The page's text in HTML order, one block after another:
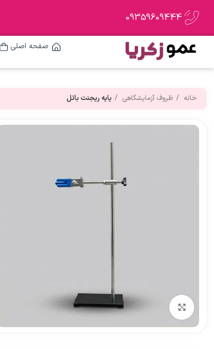
09359609444
صفحه اصلی
خانه ظروف آزمایشگاهی پایه ریجنت باتل
برای بزرگنمایی کلیک کنید